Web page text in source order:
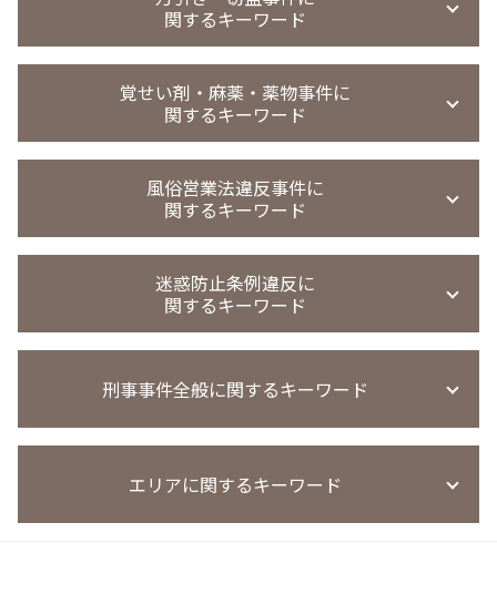
傷害事件 弁護士
傷害事件 罰金
傷害事件 慰謝料 相場 全治1週間
恐喝事件 起訴
恐喝事件 判決
恐喝事件 懲役
恐喝 弁護士 相談
恐喝事件 示談金
恐喝事件 無罪
強制わいせつ 微罪処分
強制 わいせつ 時効
強制わいせつ 示談 不起訴
痴漢冤罪 弁護士
迷惑行為防止条例違反 少年事件
強制わいせつ罪 示談金
迷惑行為防止条例違反 家庭裁判所 処分
強制わいせつ 示談
強制わいせつ どこから
強制わいせつ 慰謝料請求
強制わいせつ 不起訴
無実 弁護士
盗撮 示談金 相場
撮影罪 初犯
盗撮 弁護士 相談
盗撮 懲戒処分
覗き 罰則
のぞき 犯罪名
買春 懲戒処分
買春防止法 条例
買春事件
買春 違法性
買春 懲戒解雇
援助 交際 事件
児童 買春 弁護士 相談
関するキーワード
窃盗事件 判決
万引き 不起訴 懲戒処分
窃盗 時効 何年
窃盗事件
窃盗事件 示談金 相場
万引き 起訴率
万引き 現行犯以外
窃盗事件 起訴までの日数
窃盗事件 裁判
刑罰 過料 違い
窃盗 時効
窃盗事件 示談書
万引き 起訴 流れ
万引き 高校生
覚せい剤・麻薬・薬物事件に
関するキーワード
覚醒剤 再犯 保釈
麻薬取締法違反 量刑
麻薬取締法違反 罰則
麻薬取締法違反 刑期
覚醒剤 所持 初犯
覚せい剤 売買 罪
覚せい剤 売人
覚せい剤 不起訴
薬物事件 裁判所
風俗営業法違反事件に
関するキーワード
風営法違反 従業員
風営法 違反 契約
風営法違反 通報
風営法違反 退去強制
客引き 違法
風営法違反 罰則 没収
風営法違反 逮捕された場合
風営法違反 無許可営業
迷惑防止条例違反に
関するキーワード
迷惑防止条例違反 被害届
迷惑防止条例違反 ダフ屋行為 罰則
迷惑防止条例違反 示談金 費用
迷惑防止条例違反 暴言
刑事事件全般に関するキーワード
刑事事件 証拠 謄写
エリアに関するキーワード